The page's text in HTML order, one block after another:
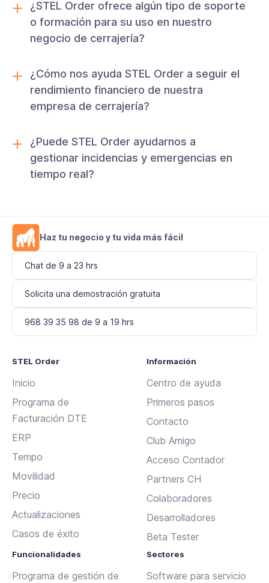
¿STEL Order ofrece algún tipo de soporte
o formación para su uso en nuestro
negocio de cerrajería?
¿Cómo nos ayuda STEL Order a seguir el
rendimiento financiero de nuestra
empresa de cerrajería?
¿Puede STEL Order ayudarnos a
gestionar incidencias y emergencias en
tiempo real?
Haz tu negocio y tu vida más fácil
Chat de 9 a 23 hrs
Solicita una demostración gratuita
968 39 35 98 de 9 a 19 hrs
STEL Order
Inicio
Programa de
Facturación DTE
ERP
Tempo
Movilidad
Precio
Actualizaciones
Casos de éxito
Información
Centro de ayuda
Primeros pasos
Contacto
Club Amigo
Acceso Contador
Partners CH
Colaboradores
Desarrolladores
Beta Tester
Funcionalidades
Programa de gestión de
Sectores
Software para servicio